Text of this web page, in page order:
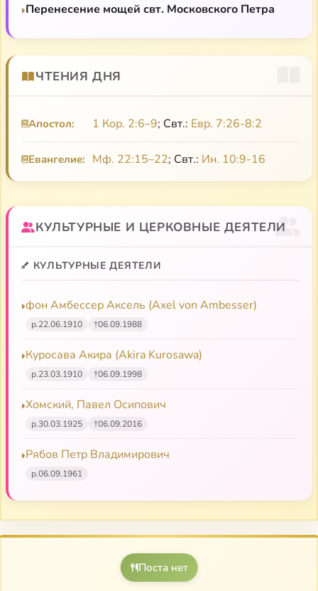
Перенесение мощей свт. Московского Петра
ЧТЕНИЯ ДНЯ
Апостол: 1 Кор. 2:6–9; Свт.: Евр. 7:26-8:2
Евангелие: Мф. 22:15–22; Свт.: Ин. 10:9-16
КУЛЬТУРНЫЕ И ЦЕРКОВНЫЕ ДЕЯТЕЛИ
КУЛЬТУРНЫЕ ДЕЯТЕЛИ
фон Амбессер Аксель (Axel von Ambesser)
р.22.06.1910 †06.09.1988
Куросава Акира (Akira Kurosawa)
р.23.03.1910 †06.09.1998
Хомский, Павел Осипович
р.30.03.1925 †06.09.2016
Рябов Петр Владимирович
р.06.09.1961
Поста нет